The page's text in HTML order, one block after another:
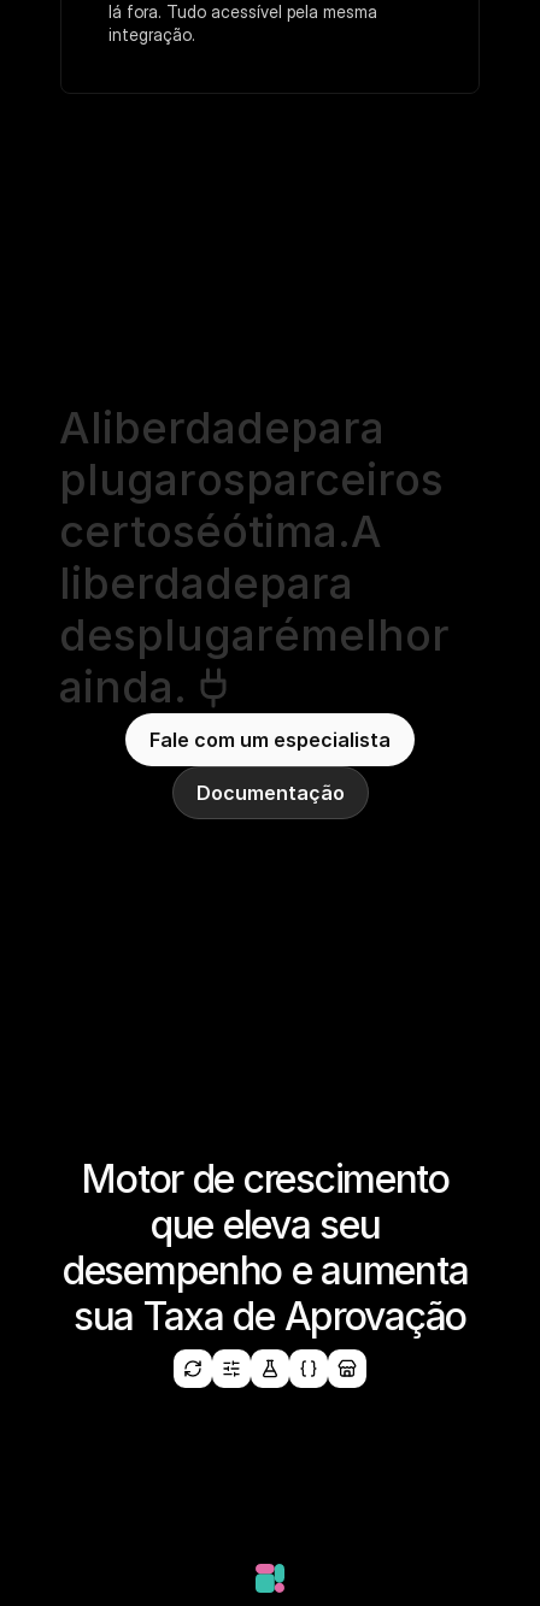
lá fora. Tudo acessível pela mesma
integração.
Aliberdadepara
plugarosparceiros
certoséótima.A
liberdadepara
desplugarémelhor
ainda.
Fale com um especialista
Documentação
Motor de crescimento
que eleva seu
desempenho e aumenta
sua Taxa de Aprovação